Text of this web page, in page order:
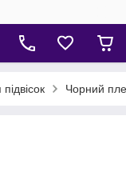
Чорний